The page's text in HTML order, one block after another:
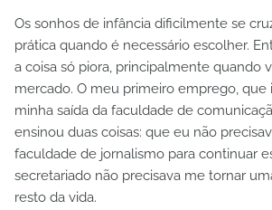
Os sonhos de infância dificilmente se
prática quando é necessário escolher.
a coisa só piora, principalmente quando
mercado. O meu primeiro emprego,
minha saída da faculdade de
ensinou duas coisas: que eu não
faculdade de jornalismo para continuar
secretariado não precisava me tornar
resto da vida.